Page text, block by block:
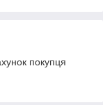
покупця